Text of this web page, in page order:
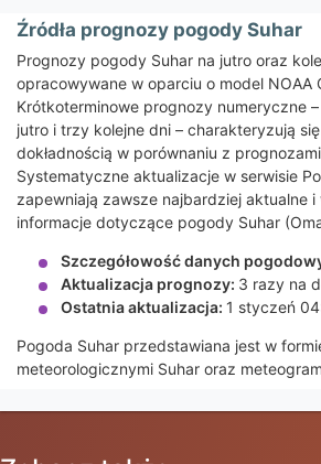
Źródła prognozy pogody Suhar
Prognozy pogody Suhar na jutro oraz
opracowywane w oparciu o model NOAA
Krótkoterminowe prognozy numeryczne
jutro i trzy kolejne dni – charakteryzują
dokładnością w porównaniu z
Systematyczne aktualizacje w serwisie
zapewniają zawsze najbardziej aktualne
informacje dotyczące pogody Suhar
Szczegółowość danych
Aktualizacja prognozy: 3 razy na
Ostatnia aktualizacja: 1 styczeń
Pogoda Suhar przedstawiana jest w
meteorologicznymi Suhar oraz